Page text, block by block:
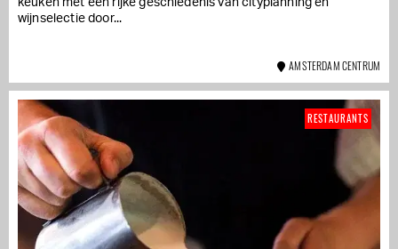
wijnselectie door...
AMSTERDAM CENTRUM
RESTAURANTS